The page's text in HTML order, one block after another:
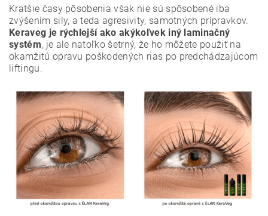
Kratšie časy pôsobenia však nie sú spôsobené iba
zvýšením sily, a teda agresivity, samotných prípravkov.
Keraveg je rýchlejší ako akýkoľvek iný laminačný
systém, je ale natoľko šetrný, že ho môžete použiť na
okamžitú opravu poškodených rias po predchádzajúcom
liftingu.